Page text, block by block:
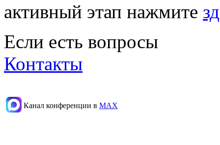
активный этап нажмите
Если есть вопросы
Контакты
Канал конференции в МАХ